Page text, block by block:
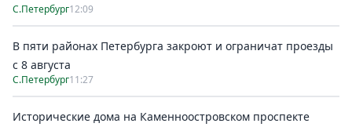
С.Петербург12:09
В пяти районах Петербурга закроют и ограничат проезды
с 8 августа
С.Петербург11:27
Исторические дома на Каменноостровском проспекте